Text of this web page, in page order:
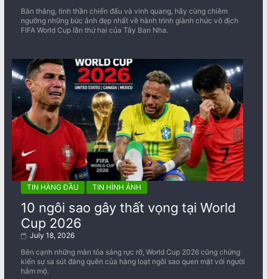
Bàn thắng, tinh thần chiến đấu và vinh quang, hãy cùng chiêm
ngưỡng những bức ảnh đẹp nhất về ​​hành trình giành chức vô địch
FIFA World Cup lần thứ hai của Tây Ban Nha.
TIN HÀNG ĐẦU TIN HÌNH ẢNH
10 ngôi sao gây thất vọng tại World
Cup 2026
July 18, 2026
Bên cạnh những màn tỏa sáng rực rỡ, World Cup 2026 cũng chứng
kiến sự sa sút đáng quên của hàng loạt ngôi sao quen mặt với người
hâm mộ.